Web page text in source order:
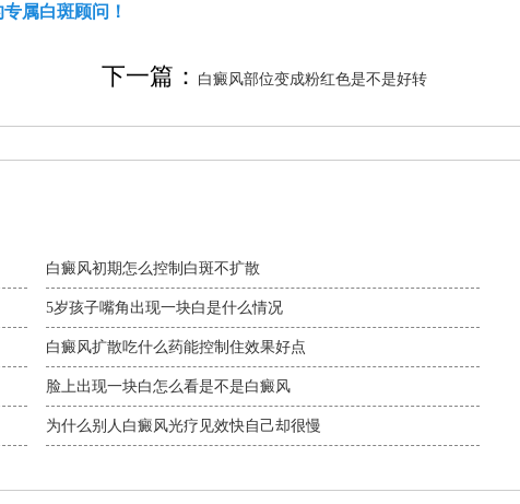
属白斑顾问！
下一篇： 白癜风部位变成粉红色是不是好转
白癜风初期怎么控制白斑不扩散
5岁孩子嘴角出现一块白是什么情况
白癜风扩散吃什么药能控制住效果好点
脸上出现一块白怎么看是不是白癜风
为什么别人白癜风光疗见效快自己却很慢